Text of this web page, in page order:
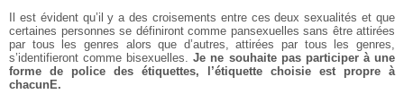
Il est évident qu’il y a des croisements entre ces deux sexualités et que
certaines personnes se définiront comme pansexuelles sans être attirées
par tous les genres alors que d’autres, attirées par tous les genres,
s’identifieront comme bisexuelles.Je ne souhaite pas participer àune
forme de police des étiquettes, l’étiquette choisie est propre à
chacunE.